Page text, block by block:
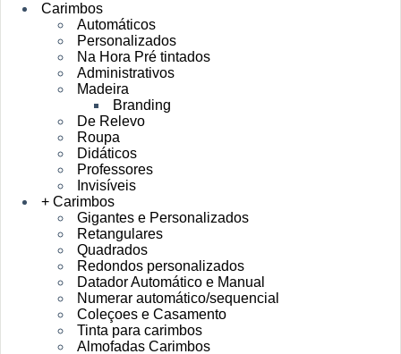
Carimbos
Automáticos
Personalizados
Na Hora Pré tintados
Administrativos
Madeira
Branding
De Relevo
Roupa
Didáticos
Professores
Invisíveis
+ Carimbos
Gigantes e Personalizados
Retangulares
Quadrados
Redondos personalizados
Datador Automático e Manual
Numerar automático/sequencial
Coleçoes e Casamento
Tinta para carimbos
Almofadas Carimbos